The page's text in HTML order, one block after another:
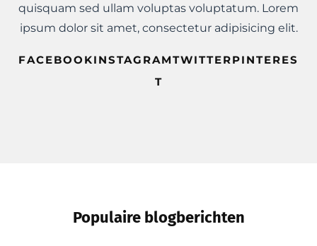
quisquam sed ullam voluptas voluptatum. Lorem
ipsum dolor sit amet, consectetur adipisicing elit.
FACEBOOKINSTAGRAMTWITTERPINTERES
T
Populaire blogberichten